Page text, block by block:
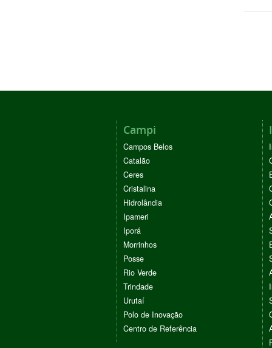
Campi
Campos Belos
Catalão
Ceres
Cristalina
Hidrolândia
Ipameri
Iporá
Morrinhos
Posse
Rio Verde
Trindade
Urutaí
Polo de Inovação
Centro de Referência